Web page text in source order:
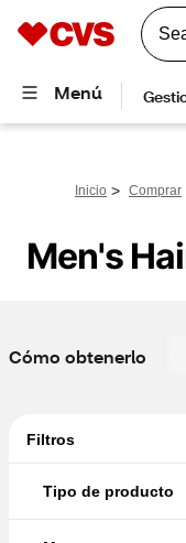
Inicio > Comprar
Men's
Cómo obtenerlo
Filtros
Tipo de producto